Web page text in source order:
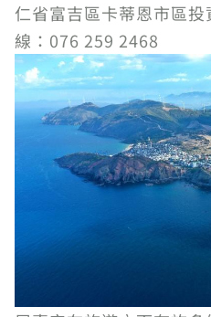
仁省富吉區卡蒂恩市區
線：076 259 2468